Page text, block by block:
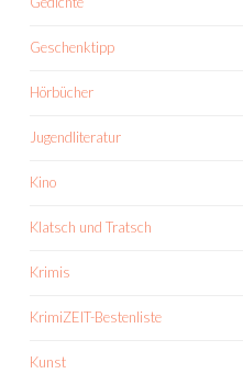
Geschenktipp
Hörbücher
Jugendliteratur
Kino
Klatsch und Tratsch
Krimis
KrimiZEIT-Bestenliste
Kunst